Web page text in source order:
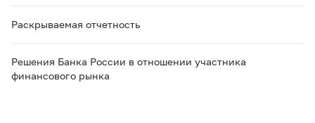
Раскрываемая отчетность
Решения Банка России в отношении участника
финансового рынка